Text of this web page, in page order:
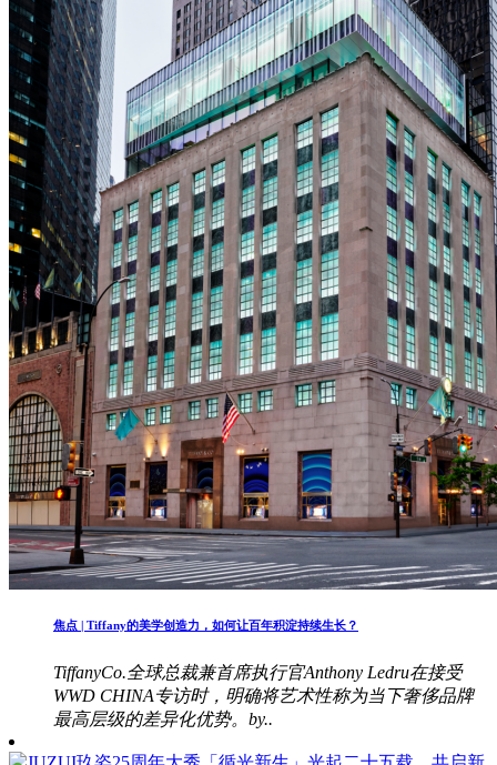
焦点 | Tiffany的美学创造力，如何让百年积淀持续生长？
TiffanyCo.全球总裁兼首席执行官Anthony Ledru在接受
WWD CHINA专访时，明确将艺术性称为当下奢侈品牌
最高层级的差异化优势。by..